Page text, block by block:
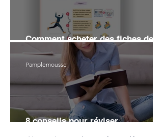
Comment acheter des fiches de
droit sans se ruiner en 2026 ?
8 conseils pour réviser
Pamplemousse